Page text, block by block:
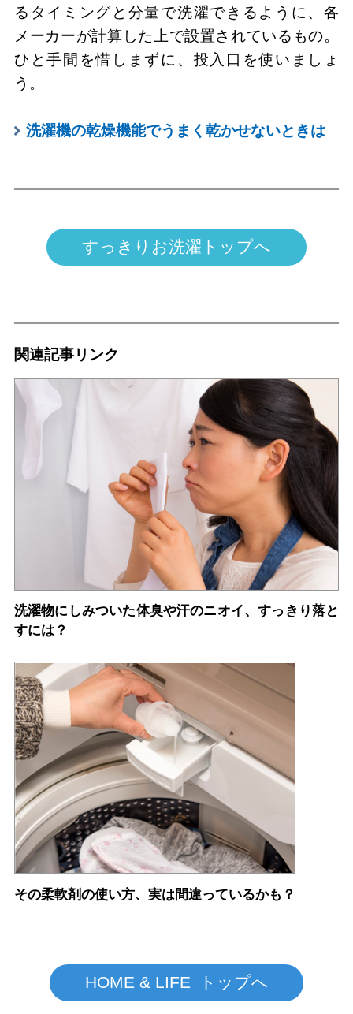
るタイミングと分量で洗濯できるように、各
メーカーが計算した上で設置されているもの。
ひと手間を惜しまずに、投入口を使いましょ
う。
洗濯機の乾燥機能でうまく乾かせないときは
すっきりお洗濯トップへ
関連記事リンク
洗濯物にしみついた体臭や汗のニオイ、すっきり落と
すには？
その柔軟剤の使い方、実は間違っているかも？
HOME & LIFE トップへ